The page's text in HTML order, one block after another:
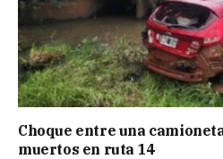
Choque entre una
muertos en ruta 14